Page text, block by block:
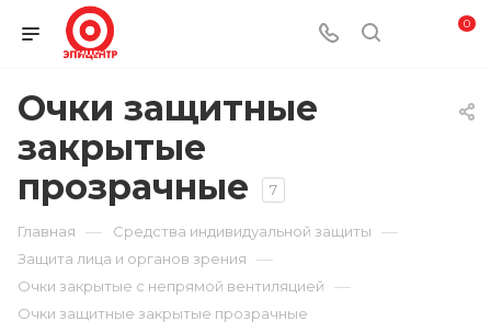
0
Очки защитные
закрытые
прозрачные
7
Главная — Средства индивидуальной защиты —
Защита лица и органов зрения —
Очки закрытые с непрямой вентиляцией —
Очки защитные закрытые прозрачные